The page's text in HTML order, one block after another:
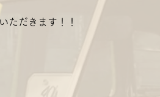
ただきます！！